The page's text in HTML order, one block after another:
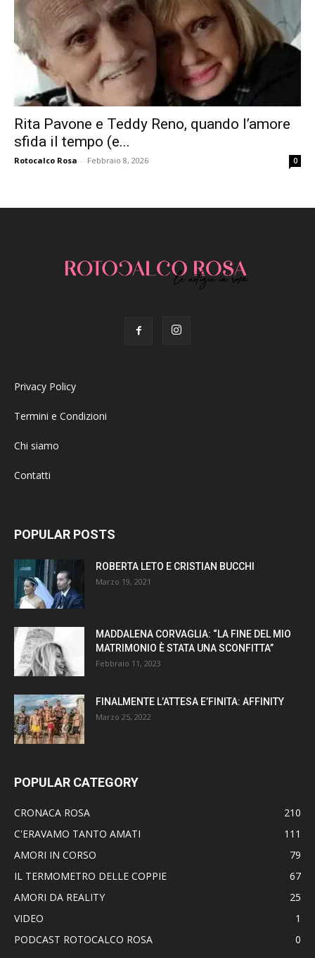
Rita Pavone e Teddy Reno, quando l’amore
sfida il tempo (e...
Rotocalco Rosa - Febbraio 8, 2026 0
Privacy Policy
Termini e Condizioni
Chi siamo
Contatti
POPULAR POSTS
ROBERTA LETO E CRISTIAN BUCCHI
Marzo 19, 2021
MADDALENA CORVAGLIA: “LA FINE DEL MIO
MATRIMONIO È STATA UNA SCONFITTA”
Febbraio 11, 2023
FINALMENTE L’ATTESA E’FINITA: AFFINITY
Marzo 25, 2022
POPULAR CATEGORY
CRONACA ROSA
210
C'ERAVAMO TANTO AMATI
111
AMORI IN CORSO
79
IL TERMOMETRO DELLE COPPIE
67
AMORI DA REALITY
25
VIDEO
1
PODCAST ROTOCALCO ROSA
0